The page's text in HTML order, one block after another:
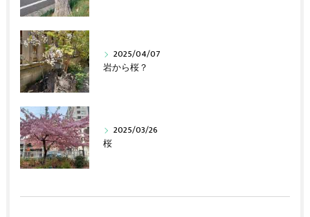
2025/04/07
岩から桜？
2025/03/26
桜